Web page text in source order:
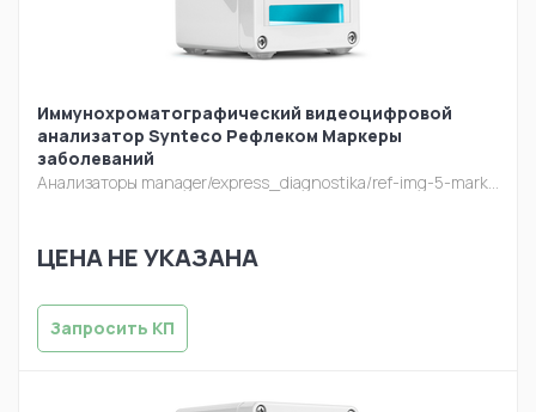
Иммунохроматографический видеоцифровой
анализатор Synteco Рефлеком Маркеры
заболеваний
Анализаторы manager/express_diagnostika/ref-img-5-mark.png
ЦЕНА НЕ УКАЗАНА
Запросить КП